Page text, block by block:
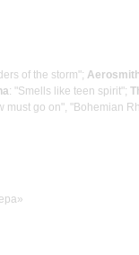
of the storm";
: "Smells like teen spirit";
must go on", "Bohemian